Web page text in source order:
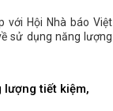
với Hội Nhà báo Việt
sử dụng năng lượng
lượng tiết kiệm,